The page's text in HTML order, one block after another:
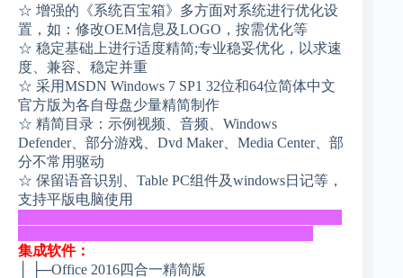
☆ 增强的《系统百宝箱》多方面对系统进行优化设
置，如：修改OEM信息及LOGO，按需优化等
☆ 稳定基础上进行适度精简;专业稳妥优化，以求速
度、兼容、稳定并重
☆ 采用MSDN Windows 7 SP1 32位和64位简体中文
官方版为各自母盘少量精简制作
☆ 精简目录：示例视频、音频、Windows
Defender、部分游戏、Dvd Maker、Media Center、部
分不常用驱动
☆ 保留语音识别、Table PC组件及windows日记等，
支持平版电脑使用
集成软件：
│ ├─Office 2016四合一精简版